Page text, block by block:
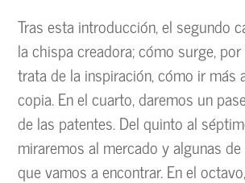
Tras esta introducción, el segundo
la chispa creadora; cómo surge,
trata de la inspiración, cómo ir más
copia. En el cuarto, daremos un
de las patentes. Del quinto al
miraremos al mercado y algunas
que vamos a encontrar. En el